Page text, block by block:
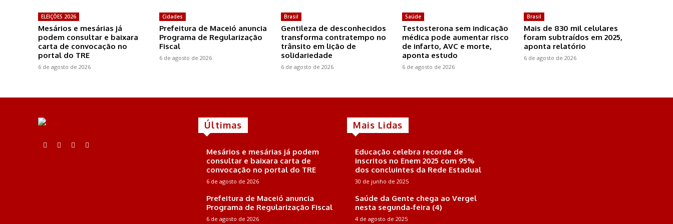
ELEIÇÕES 2026
Mesários e mesárias já
podem consultar e baixara
carta de convocação no
portal do TRE
6 de agosto de 2026
Cidades
Prefeitura de Maceió anuncia
Programa de Regularização
Fiscal
6 de agosto de 2026
Brasil
Gentileza de desconhecidos
transforma contratempo no
trânsito em lição de
solidariedade
6 de agosto de 2026
Saúde
Testosterona sem indicação
médica pode aumentar risco
de infarto, AVC e morte,
aponta estudo
6 de agosto de 2026
Brasil
Mais de 830 mil celulares
foram subtraídos em 2025,
aponta relatório
6 de agosto de 2026
Últimas
Mesários e mesárias já podem
consultar e baixara carta de
convocação no portal do TRE
6 de agosto de 2026
Prefeitura de Maceió anuncia
Programa de Regularização Fiscal
6 de agosto de 2026
Mais Lidas
Educação celebra recorde de
inscritos no Enem 2025 com 95%
dos concluintes da Rede Estadual
30 de junho de 2025
Saúde da Gente chega ao Vergel
nesta segunda-feira (4)
4 de agosto de 2025